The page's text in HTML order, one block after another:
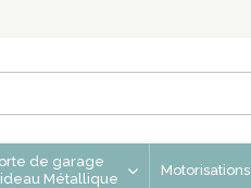
de garage
Métallique
Motorisations